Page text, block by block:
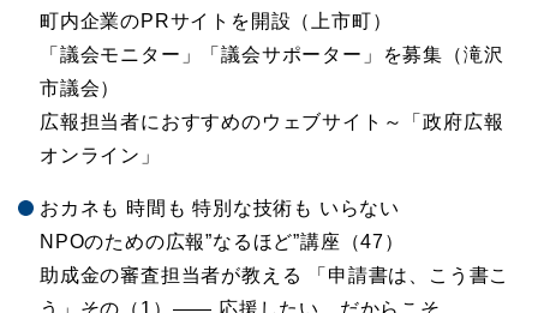
町内企業のPRサイトを開設（上市町）
「議会モニター」「議会サポーター」を募集（滝沢
市議会）
広報担当者におすすめのウェブサイト～「政府広報
オンライン」
おカネも 時間も 特別な技術も いらない
NPOのための広報”なるほど”講座（47）
助成金の審査担当者が教える 「申請書は、こう書こ